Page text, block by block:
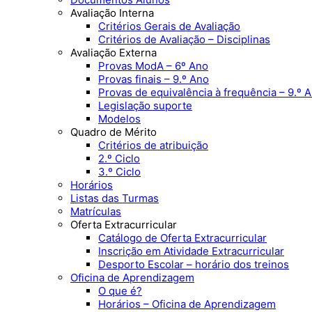
Avaliação Interna
Critérios Gerais de Avaliação
Critérios de Avaliação – Disciplinas
Avaliação Externa
Provas ModA – 6º Ano
Provas finais – 9.º Ano
Provas de equivalência à frequência – 9.º
Legislação suporte
Modelos
Quadro de Mérito
Critérios de atribuição
2.º Ciclo
3.º Ciclo
Horários
Listas das Turmas
Matrículas
Oferta Extracurricular
Catálogo de Oferta Extracurricular
Inscrição em Atividade Extracurricular
Desporto Escolar – horário dos treinos
Oficina de Aprendizagem
O que é?
Horários – Oficina de Aprendizagem